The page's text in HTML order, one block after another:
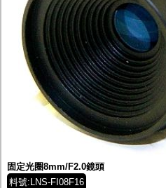
固定光圈8mm/F2.0鏡頭
料號:LNS-FI08F16